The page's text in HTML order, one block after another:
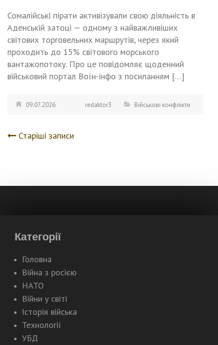
Сомалійські пірати активізували свою діяльність в
Аденській затоці — одному з найважливіших
світових торговельних маршрутів, через який
проходить до 15% світового морського
вантажопотоку. Про це повідомляє щоденний
військовий портал Воїн-інфо з посиланням […]
09.07.2026 redaktor3 Військові конфлікти
Навігація
Старіші записи
Категорії
Головна
Війна з росією
НАТО
Війни у світі
Історія війська
Технології
УБД